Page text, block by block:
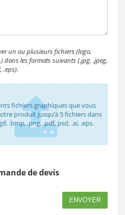
un ou plusieurs fichiers (logo,
dans les formats suivants (.jpg, .jpeg,
.eps).
fichiers graphiques que vous
produit jusqu’à 5 fichiers dans
.bmp, .png, .pdf, psd, .ai, .eps.
de devis
ENVOYER